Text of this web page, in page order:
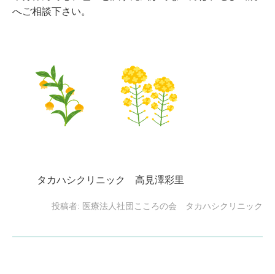
へご相談下さい。
タカハシクリニック 高見澤彩里
投稿者: 医療法人社団こころの会 タカハシクリニック